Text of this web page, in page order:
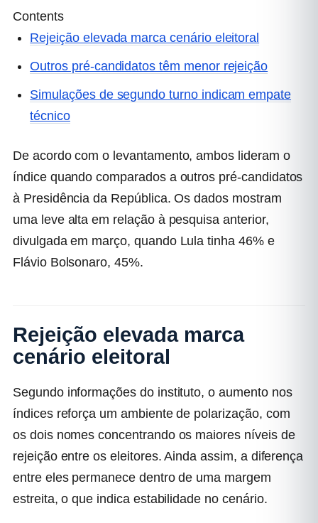
Contents
Rejeição elevada marca cenário eleitoral
Outros pré-candidatos têm menor rejeição
Simulações de segundo turno indicam empate
técnico
De acordo com o levantamento, ambos lideram o
índice quando comparados a outros pré-candidatos
à Presidência da República. Os dados mostram
uma leve alta em relação à pesquisa anterior,
divulgada em março, quando Lula tinha 46% e
Flávio Bolsonaro, 45%.
Rejeição elevada marca
cenário eleitoral
Segundo informações do instituto, o aumento nos
índices reforça um ambiente de polarização, com
os dois nomes concentrando os maiores níveis de
rejeição entre os eleitores. Ainda assim, a diferença
entre eles permanece dentro de uma margem
estreita, o que indica estabilidade no cenário.